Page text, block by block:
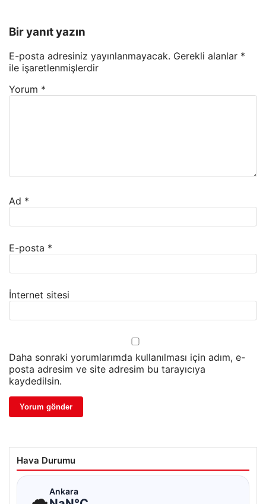
Bir yanıt yazın
E-posta adresiniz yayınlanmayacak. Gerekli alanlar *
ile işaretlenmişlerdir
Yorum *
Ad *
E-posta *
İnternet sitesi
Daha sonraki yorumlarımda kullanılması için adım, e-
posta adresim ve site adresim bu tarayıcıya
kaydedilsin.
Hava Durumu
☁Ankara